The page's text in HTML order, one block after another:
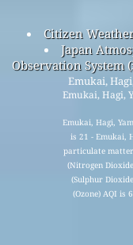
Citizen
Japan
Observation System
Emukai,
Emukai, Hagi,
Emukai, Hagi,
is 21 - Emukai,
particulate
(Nitrogen
(Sulphur
(Ozone) AQI is